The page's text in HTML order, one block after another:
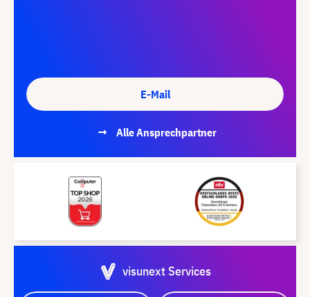
E-Mail
Alle Ansprechpartner
visunext Services